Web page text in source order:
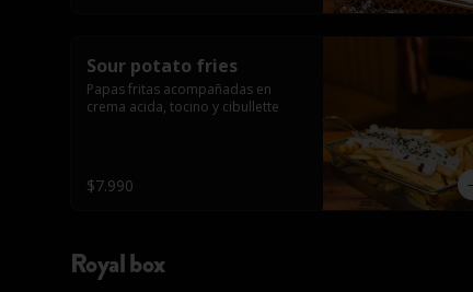
Sour potato fries
Papas fritas acompañadas en
crema acida, tocino y cibullette
$7.990
Royal box